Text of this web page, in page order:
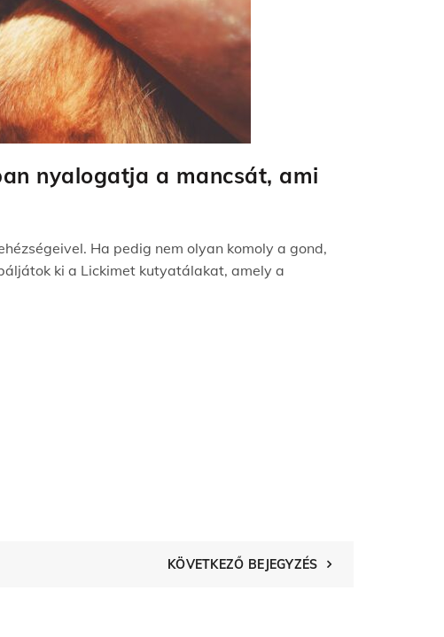
nyalogatja a mancsát, ami
Ha pedig nem olyan komoly a gond,
ki a Lickimet kutyatálakat, amely a
KÖVETKEZŐ BEJEGYZÉS